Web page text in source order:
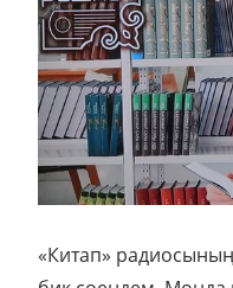
«Китап»